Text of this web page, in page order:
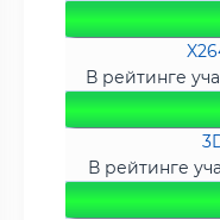
В рейтинге
В рейтинге